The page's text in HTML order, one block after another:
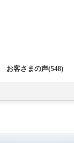
お客さまの声(548)